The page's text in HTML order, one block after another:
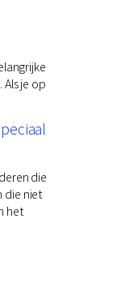
je op
die
die niet
het